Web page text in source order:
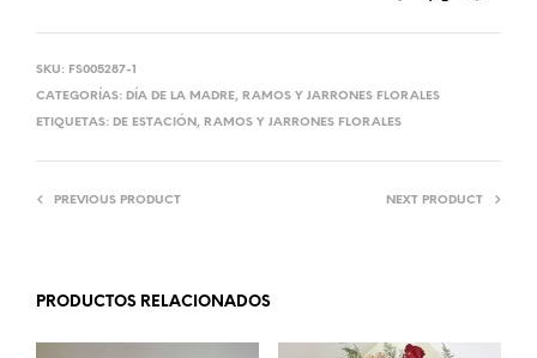
SKU: FS005287-1
CATEGORÍAS: DÍA DE LA MADRE, RAMOS Y JARRONES FLORALES
ETIQUETAS: DE ESTACIÓN , RAMOS Y JARRONES FLORALES
PREVIOUS PRODUCT NEXT PRODUCT
PRODUCTOS RELACIONADOS